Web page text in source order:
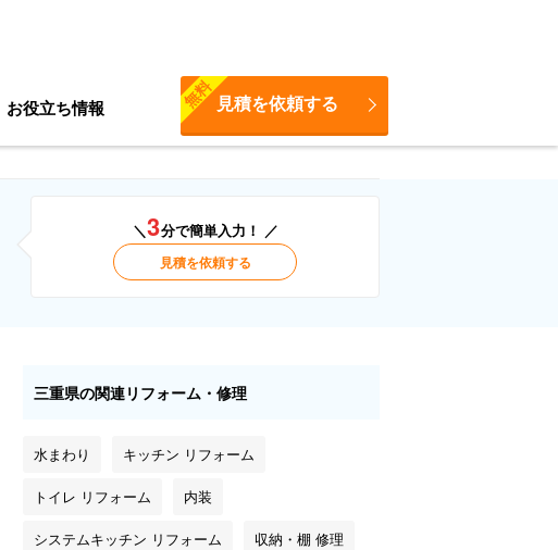
お役立ち情報 見積を依頼する
無料
＼3分で簡単入力！ ／
見積を依頼する
三重県の関連リフォーム・修理
水まわり キッチン リフォーム
トイレ リフォーム 内装
システムキッチン リフォーム 収納・棚 修理